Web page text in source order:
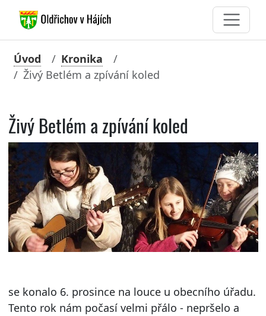
Úvod
Kronika
Živý Betlém a zpívání koled
Živý Betlém a zpívání koled
se konalo 6. prosince na louce u obecního úřadu.
Tento rok nám počasí velmi přálo - nepršelo a